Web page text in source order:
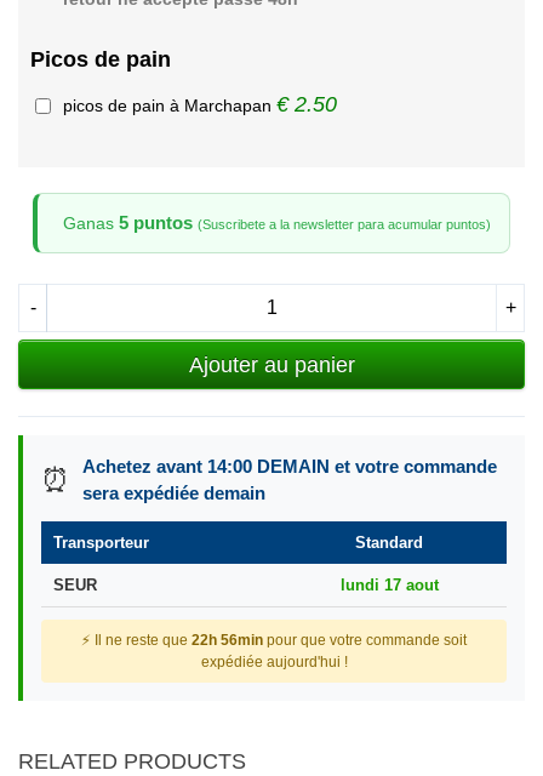
Picos de pain
picos de pain à Marchapan € 2.50
Ganas 5 puntos (Suscribete a la newsletter para acumular puntos)
- +
Ajouter au panier
⏰
Achetez avant 14:00 DEMAIN et votre commande
sera expédiée demain
Transporteur Standard
SEUR lundi 17 aout
⚡ Il ne reste que 22h 56min pour que votre commande soit
expédiée aujourd'hui !
RELATED PRODUCTS